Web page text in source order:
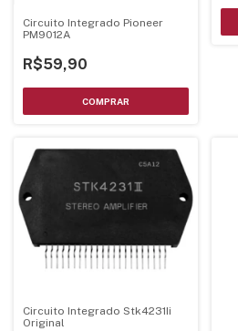
Circuito Integrado Pioneer
PM9012A
R$59,90
Circuito Integrado Stk4231Ii
Original